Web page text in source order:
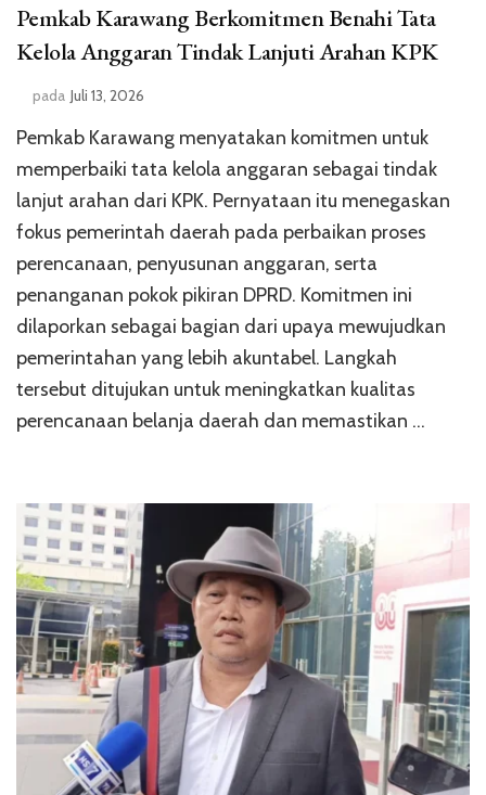
Pemkab Karawang Berkomitmen Benahi Tata
Kelola Anggaran Tindak Lanjuti Arahan KPK
pada Juli 13, 2026
Pemkab Karawang menyatakan komitmen untuk
memperbaiki tata kelola anggaran sebagai tindak
lanjut arahan dari KPK. Pernyataan itu menegaskan
fokus pemerintah daerah pada perbaikan proses
perencanaan, penyusunan anggaran, serta
penanganan pokok pikiran DPRD. Komitmen ini
dilaporkan sebagai bagian dari upaya mewujudkan
pemerintahan yang lebih akuntabel. Langkah
tersebut ditujukan untuk meningkatkan kualitas
perencanaan belanja daerah dan memastikan …